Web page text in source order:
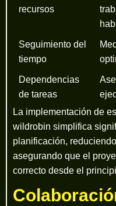
recursos
Seguimiento del
tiempo
Dependencias
de tareas
La implementación de
wildrobin simplifica
planificación,
asegurando que el
correcto desde el